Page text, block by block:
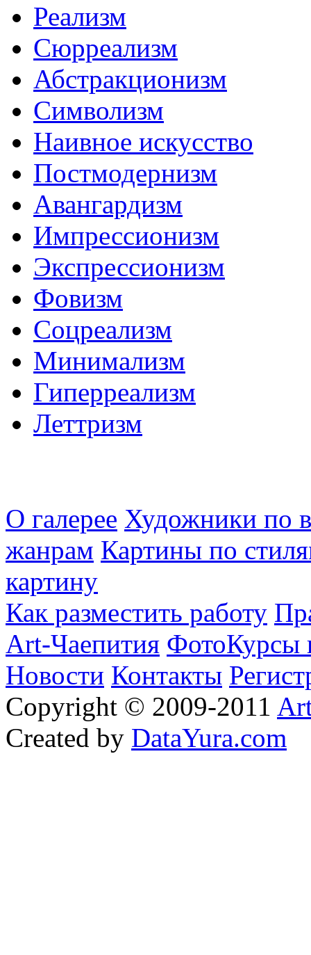
Реализм
Сюрреализм
Абстракционизм
Символизм
Наивное искусство
Постмодернизм
Авангардизм
Импрессионизм
Экспрессионизм
Фовизм
Соцреализм
Минимализм
Гиперреализм
Леттризм
О галерее Художники по
жанрам Картины по
картину
Как разместить работу
Art-Чаепития ФотоКурсы
Новости Контакты
Copyright © 2009-2011
Created by DataYura.com